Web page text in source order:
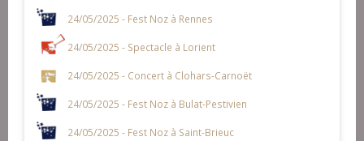
24/05/2025 - Fest Noz à Rennes
24/05/2025 - Spectacle à Lorient
24/05/2025 - Concert à Clohars-Carnoët
24/05/2025 - Fest Noz à Bulat-Pestivien
24/05/2025 - Fest Noz à Saint-Brieuc